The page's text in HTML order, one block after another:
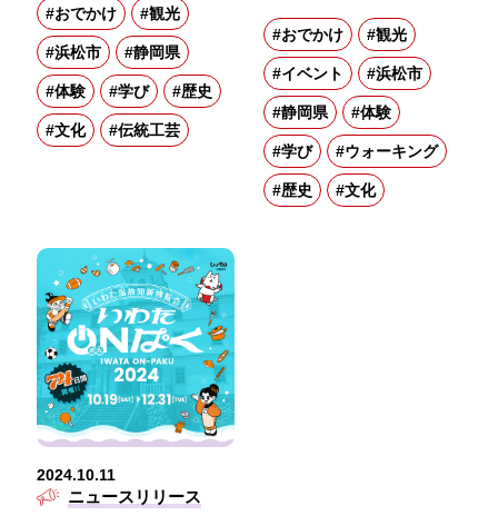
#おでかけ #観光
#浜松市 #静岡県
#体験 #学び #歴史
#文化 #伝統工芸
#おでかけ #観光
#イベント #浜松市
#静岡県 #体験
#学び #ウォーキング
#歴史 #文化
2024.10.11
ニュースリリース